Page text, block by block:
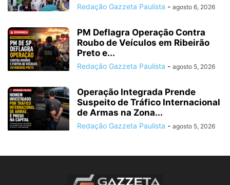
Redação Gazzeta Paulista - agosto 6, 2026
PM Deflagra Operação Contra
Roubo de Veículos em Ribeirão
Preto e...
Redação Gazzeta Paulista - agosto 5, 2026
Operação Integrada Prende
Suspeito de Tráfico Internacional
de Armas na Zona...
Redação Gazzeta Paulista - agosto 5, 2026